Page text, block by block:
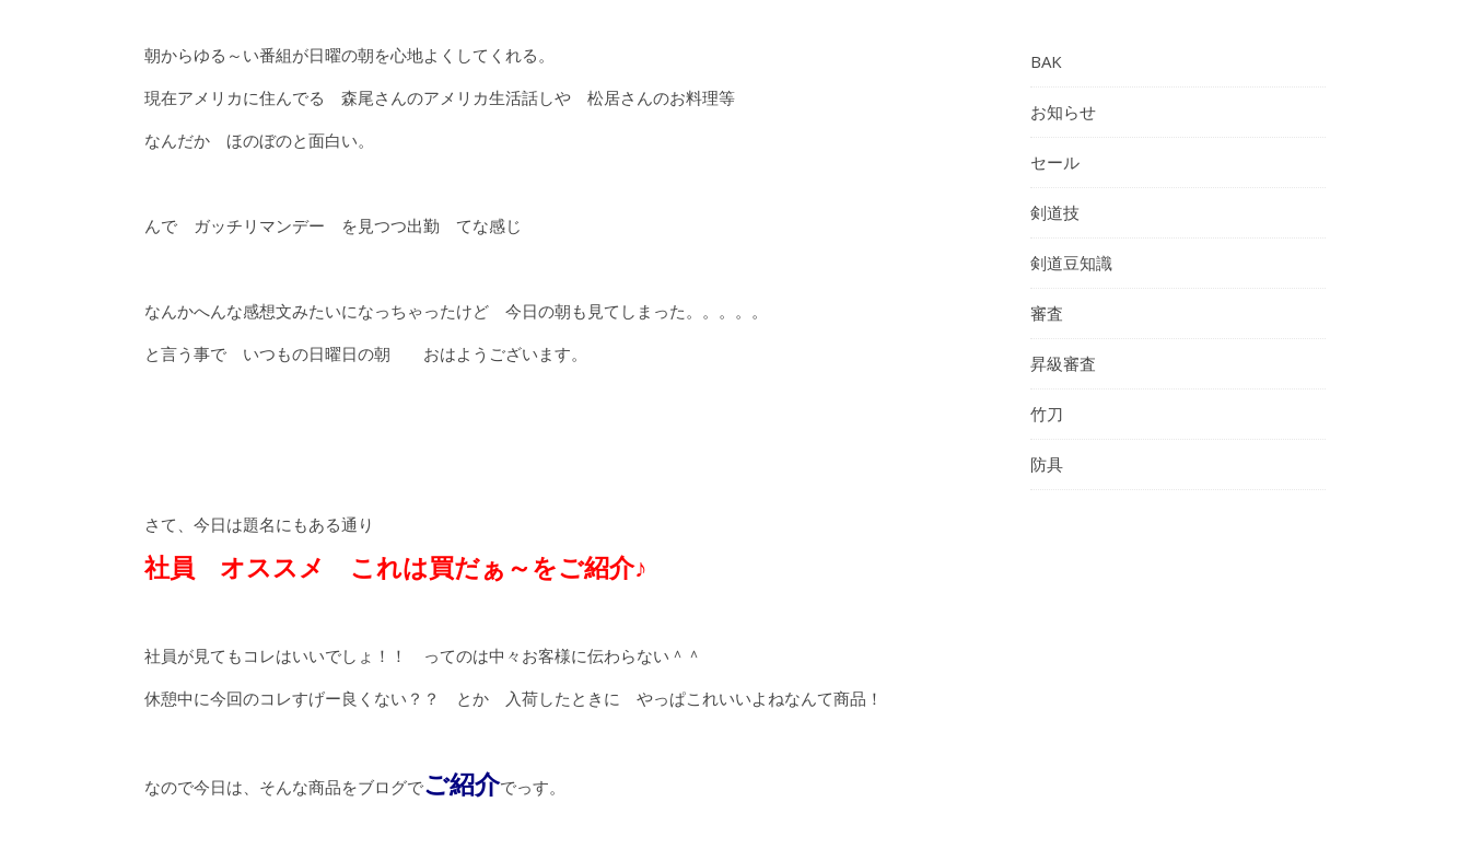
朝からゆる～い番組が日曜の朝を心地よくしてくれる。
現在アメリカに住んでる 森尾さんのアメリカ生活話しや 松居さんのお料理等
なんだか ほのぼのと面白い。
んで ガッチリマンデー を見つつ出勤 てな感じ
なんかへんな感想文みたいになっちゃったけど 今日の朝も見てしまった。。。。。
と言う事で いつもの日曜日の朝 おはようございます。
さて、今日は題名にもある通り
社員 オススメ これは買だぁ～をご紹介♪
社員が見てもコレはいいでしょ！！ ってのは中々お客様に伝わらない＾＾
休憩中に今回のコレすげー良くない？？ とか 入荷したときに やっぱこれいいよねなんて商品！
なので今日は、そんな商品をブログでご紹介でっす。
BAK
お知らせ
セール
剣道技
剣道豆知識
審査
昇級審査
竹刀
防具